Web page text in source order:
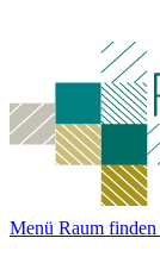
Menü Raum finden